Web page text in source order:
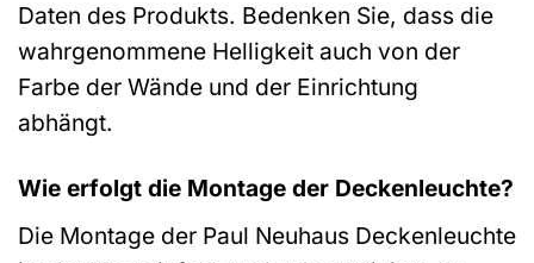
Daten des Produkts. Bedenken Sie, dass die
wahrgenommene Helligkeit auch von der
Farbe der Wände und der Einrichtung
abhängt.
Wie erfolgt die Montage der Deckenleuchte?
Die Montage der Paul Neuhaus Deckenleuchte